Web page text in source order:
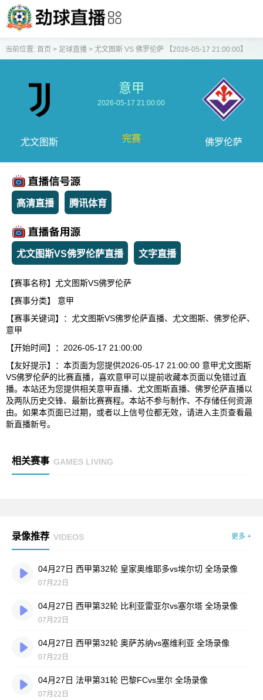
当前位置: 首页 > 足球直播> 尤文图斯 VS 佛罗伦萨 【2026-05-17 21:00:00】
尤文图斯
意甲
2026-05-17 21:00:00
完赛 佛罗伦萨
高清直播 腾讯体育
尤文图斯VS佛罗伦萨直播 文字直播
【赛事名称】尤文图斯VS佛罗伦萨
【赛事分类】 意甲
【赛事关键词】：尤文图斯VS佛罗伦萨直播、尤文图斯、佛罗伦萨、
意甲
【开始时间】：2026-05-17 21:00:00
【友好提示】：本页面为您提供2026-05-17 21:00:00 意甲尤文图斯
VS佛罗伦萨的比赛直播，喜欢意甲可以提前收藏本页面以免错过直
播。本站还为您提供相关意甲直播、尤文图斯直播、佛罗伦萨直播以
及两队历史交锋、最新比赛赛程。本站不参与制作、不存储任何资源
由。如果本页面已过期，或者以上信号位都无效，请进入主页查看最
新直播新号。
相关赛事 GAMES LIVING
录像推荐 VIDEOS 更多 +
04月27日 西甲第32轮 皇家奥维耶多vs埃尔切 全场录像
07月22日
04月27日 西甲第32轮 比利亚雷亚尔vs塞尔塔 全场录像
07月22日
04月27日 西甲第32轮 奥萨苏纳vs塞维利亚 全场录像
07月22日
04月27日 法甲第31轮 巴黎FCvs里尔 全场录像
07月22日